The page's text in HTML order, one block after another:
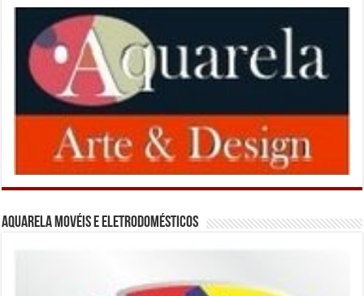
Aquarela Movéis e Eletrodomésticos